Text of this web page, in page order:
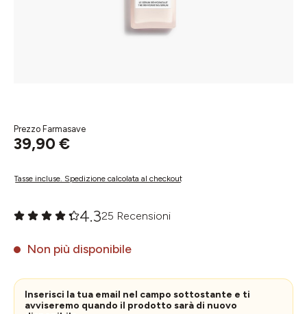
Prezzo Farmasave
39,90 €
Tasse incluse. Spedizione calcolata al checkout
4.325 Recensioni
Non più disponibile
Inserisci la tua email nel campo sottostante e ti
avviseremo quando il prodotto sarà di nuovo